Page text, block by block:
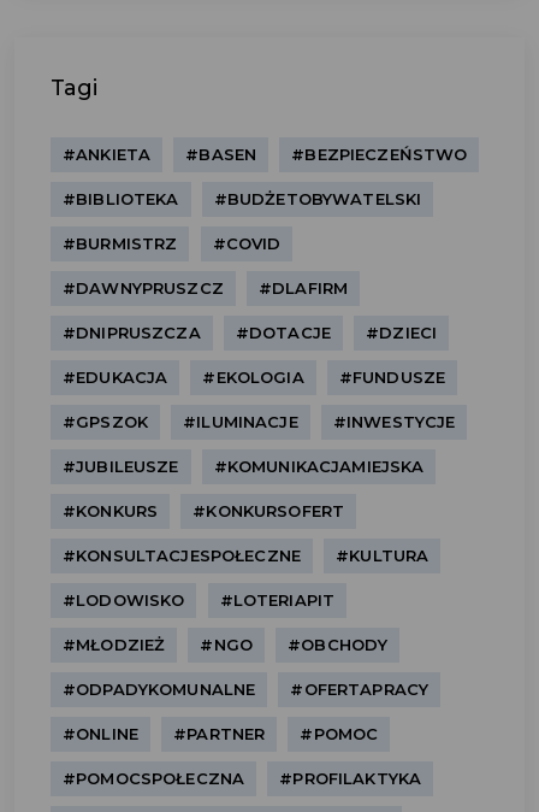
Tagi
#ANKIETA #BASEN #BEZPIECZEŃSTWO
#BIBLIOTEKA #BUDŻETOBYWATELSKI
#BURMISTRZ #COVID
#DAWNYPRUSZCZ #DLAFIRM
#DNIPRUSZCZA #DOTACJE #DZIECI
#EDUKACJA #EKOLOGIA #FUNDUSZE
#GPSZOK #ILUMINACJE #INWESTYCJE
#JUBILEUSZE #KOMUNIKACJAMIEJSKA
#KONKURS #KONKURSOFERT
#KONSULTACJESPOŁECZNE #KULTURA
#LODOWISKO #LOTERIAPIT
#MŁODZIEŻ #NGO #OBCHODY
#ODPADYKOMUNALNE #OFERTAPRACY
#ONLINE #PARTNER #POMOC
#POMOCSPOŁECZNA #PROFILAKTYKA